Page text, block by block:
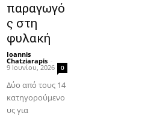
παραγωγό
ς στη
φυλακή
Ioannis
Chatziarapis -
9 Ιουνίου, 2026 0
Δύο από τους 14
κατηγορούμενο
υς για